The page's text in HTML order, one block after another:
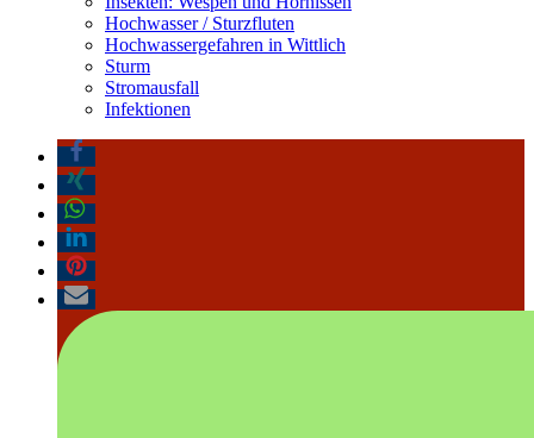
Hochwasser / Sturzfluten
Hochwassergefahren in Wittlich
Sturm
Stromausfall
Infektionen